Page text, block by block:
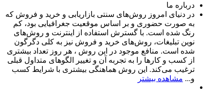
درباره ما
در دنیای امروز روش‌های سنتی بازاریابی و خرید و فروش که
به صورت حضوری و بر اساس موقعیت جغرافیایی بود، کم
رنگ شده است. با گسترش استفاده از اینترنت و روش‌های
نوین تبلیغات، روش‌های خرید و فروش نیز به کلی دگرگون
شده است. منافع موجود در این روش ، هر روز تعداد بیشتری
از کسب و کارها را به تجربه‌ آن و تغییر الگوهای متداول قبلی
ترغیب می‌کند. این روش هماهنگی بیشتری با شرایط کسب
و... مشاهده بیشتر